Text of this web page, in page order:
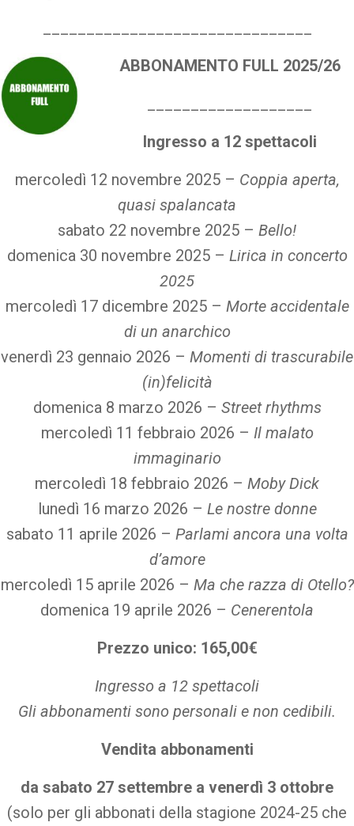
ABBONAMENTO FULL 2025/26
Ingresso a 12 spettacoli
mercoledì 12 novembre 2025 – Coppia aperta,
quasi spalancata
sabato 22 novembre 2025 – Bello!
domenica 30 novembre 2025 – Lirica in concerto
2025
mercoledì 17 dicembre 2025 – Morte accidentale
di un anarchico
venerdì 23 gennaio 2026 – Momenti di trascurabile
(in)felicità
domenica 8 marzo 2026 – Street rhythms
mercoledì 11 febbraio 2026 – Il malato
immaginario
mercoledì 18 febbraio 2026 – Moby Dick
lunedì 16 marzo 2026 – Le nostre donne
sabato 11 aprile 2026 – Parlami ancora una volta
d’amore
mercoledì 15 aprile 2026 – Ma che razza di Otello?
domenica 19 aprile 2026 – Cenerentola
Prezzo unico: 165,00€
Ingresso a 12 spettacoli
Gli abbonamenti sono personali e non cedibili.
Vendita abbonamenti
da sabato 27 settembre a venerdì 3 ottobre
(solo per gli abbonati della stagione 2024-25 che